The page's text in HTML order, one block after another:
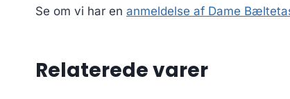
Se om vi har en anmeldelse af Dame
Relaterede varer